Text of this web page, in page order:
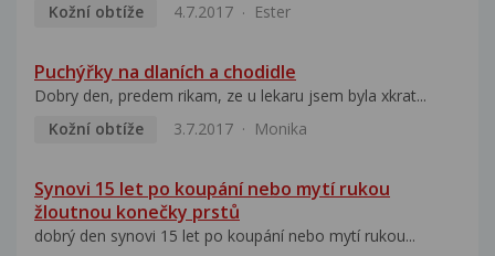
Kožní obtíže
4.7.2017 Ester
Puchýřky na dlaních a chodidle
Dobry den, predem rikam, ze u lekaru jsem byla xkrat...
Kožní obtíže
3.7.2017 Monika
Synovi 15 let po koupání nebo mytí rukou
žloutnou konečky prstů
dobrý den synovi 15 let po koupání nebo mytí rukou...